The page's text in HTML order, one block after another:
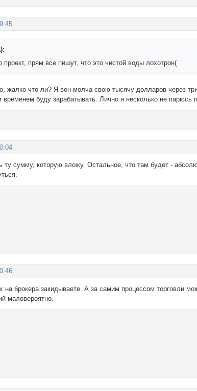
проект, прям все пишут, что это чистой воды лохотрон(
жалко что ли? Я вон молча свою тысячу долларов через
буду зарабатывать. Лично я несколько не парюсь
ту сумму, которую вложу. Остальное, что там будет -
брокера закидываете. А за самим процессом торговли
маловероятно.